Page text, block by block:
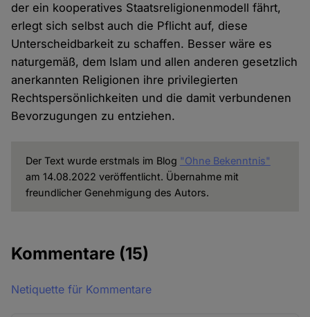
der ein kooperatives Staatsreligionenmodell fährt,
erlegt sich selbst auch die Pflicht auf, diese
Unterscheidbarkeit zu schaffen. Besser wäre es
naturgemäß, dem Islam und allen anderen gesetzlich
anerkannten Religionen ihre privilegierten
Rechtspersönlichkeiten und die damit verbundenen
Bevorzugungen zu entziehen.
Der Text wurde erstmals im Blog "Ohne Bekenntnis"
am 14.08.2022 veröffentlicht. Übernahme mit
freundlicher Genehmigung des Autors.
Kommentare (15)
Netiquette für Kommentare